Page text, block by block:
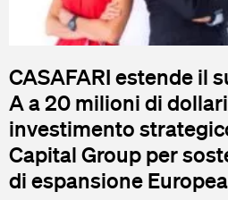
CASAFARI estende il
A a 20 milioni di
investimento
Capital Group per
di espansione Europea